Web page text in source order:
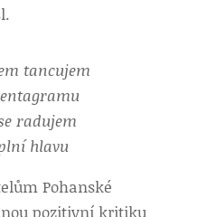
tancujem
radujem
hlavu
Pohanské
pozitivní kritiku